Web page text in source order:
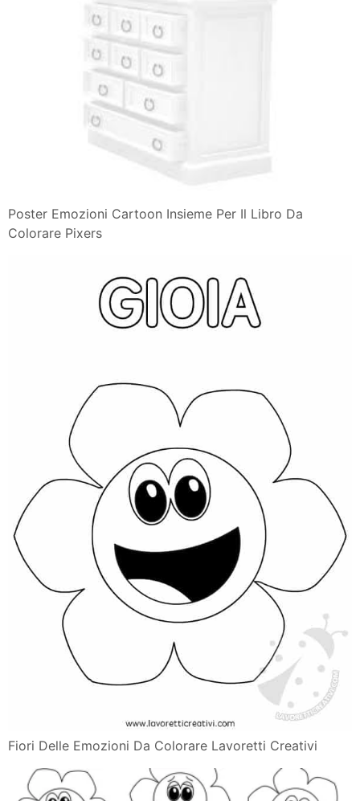
Poster Emozioni Cartoon Insieme Per Il Libro Da
Colorare Pixers
Fiori Delle Emozioni Da Colorare Lavoretti Creativi